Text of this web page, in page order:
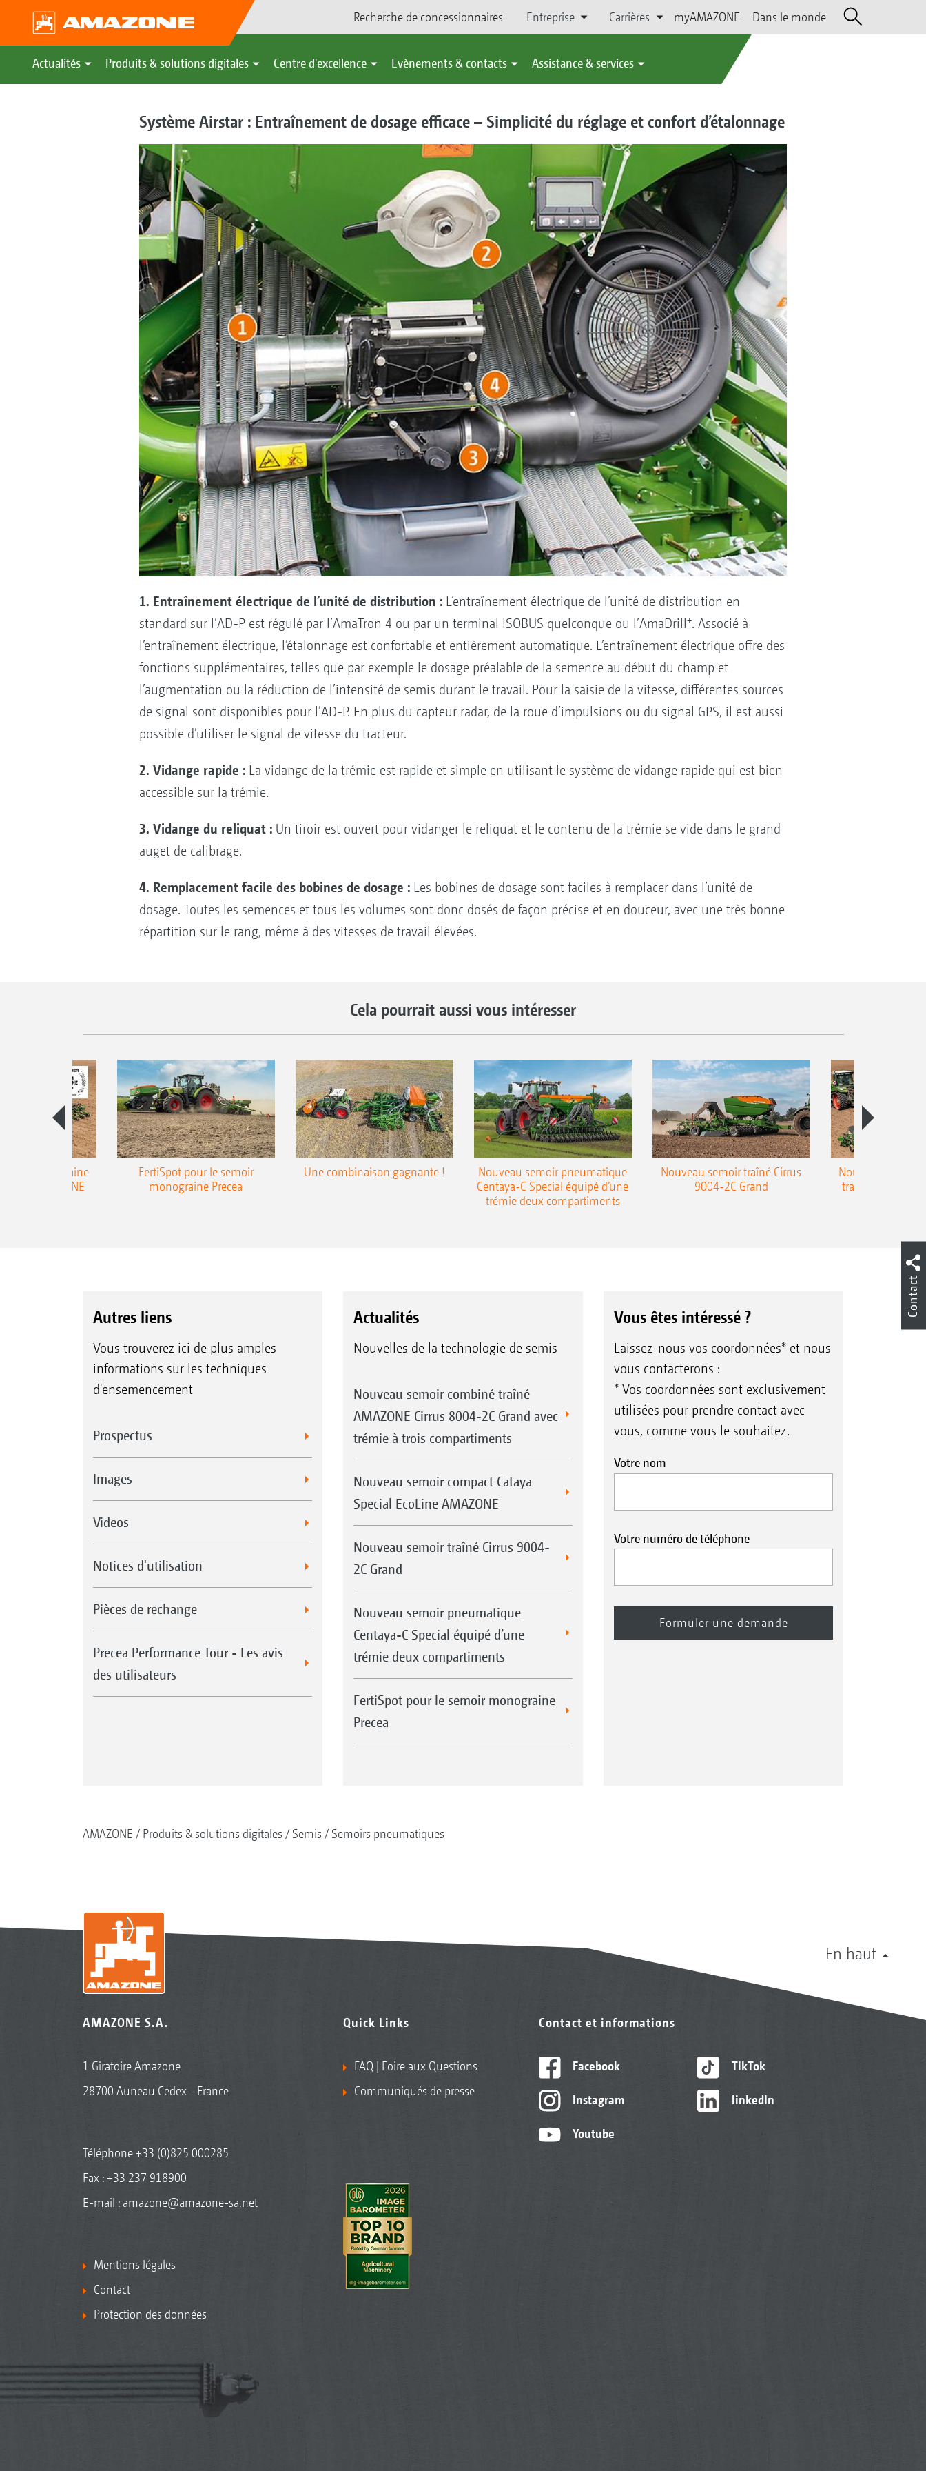
Recherche de concessionnaires Entreprise Carrières myAMAZONE Dans le monde
Actualités Produits & solutions digitales Centre d'excellence Evènements & contacts Assistance & services
Système Airstar : Entraînement de dosage efficace – Simplicité du réglage et confort d’étalonnage
1. Entraînement électrique de l’unité de distribution : L’entraînement électrique de l’unité de distribution en
standard sur l’AD-P est régulé par l’AmaTron 4 ou par un terminal ISOBUS quelconque ou l’AmaDrill
+. Associé à
l’entraînement électrique, l’étalonnage est confortable et entièrement automatique. L’entraînement électrique offre des
fonctions supplémentaires, telles que par exemple le dosage préalable de la semence au début du champ et
l’augmentation ou la réduction de l’intensité de semis durant le travail. Pour la saisie de la vitesse, différentes sources
de signal sont disponibles pour l’AD-P. En plus du capteur radar, de la roue d’impulsions ou du signal GPS, il est aussi
possible d’utiliser le signal de vitesse du tracteur.
2. Vidange rapide :La vidange de la trémie est rapide et simple en utilisant le système de vidange rapide qui est bien
accessible sur la trémie.
3. Vidange du reliquat : Un tiroir est ouvert pour vidanger le reliquat et le contenu de la trémie se vide dans le grand
auget de calibrage.
4. Remplacement facile des bobines de dosage : Les bobines de dosage sont faciles à remplacer dans l’unité de
dosage. Toutes les semences et tous les volumes sont donc dosés de façon précise et en douceur, avec une très bonne
répartition sur le rang, même à des vitesses de travail élevées.
Cela pourrait aussi vous intéresser
monograine
TCC AMAZONE
FertiSpot pour le semoir
monograine Precea
Une combinaison gagnante !
Nouveau semoir pneumatique
Centaya-C Special équipé d’une
trémie deux compartiments
Nouveau semoir traîné Cirrus
9004-2C Grand
Nouveau semoir
traîné Precea-
Autres liens
Vous trouverez ici de plus amples
informations sur les techniques
d'ensemencement
Prospectus
Images
Videos
Notices d'utilisation
Pièces de rechange
Precea Performance Tour - Les avis
des utilisateurs
Actualités
Nouvelles de la technologie de semis
Nouveau semoir combiné traîné
AMAZONE Cirrus 8004-2C Grand avec
trémie à trois compartiments
Nouveau semoir compact Cataya
Special EcoLine AMAZONE
Nouveau semoir traîné Cirrus 9004-
2C Grand
Nouveau semoir pneumatique
Centaya-C Special équipé d’une
trémie deux compartiments
FertiSpot pour le semoir monograine
Precea
Vous êtes intéressé ?
Laissez-nous vos coordonnées* et nous
vous contacterons :
* Vos coordonnées sont exclusivement
utilisées pour prendre contact avec
vous, comme vous le souhaitez.
Votre nom
Votre numéro de téléphone
AMAZONE Produits & solutions digitales Semis Semoirs pneumatiques
En haut
AMAZONE S.A.
1 Giratoire Amazone
28700 Auneau Cedex - France
Téléphone+33 (0)825 000285
Fax : +33 237 918900
E-mail : amazone@amazone-sa.net
Mentions légales
Contact
Protection des données
Quick Links
FAQ | Foire aux Questions
Communiqués de presse
Contact et informations
Facebook
Instagram
Youtube
TikTok
linkedIn
Contact